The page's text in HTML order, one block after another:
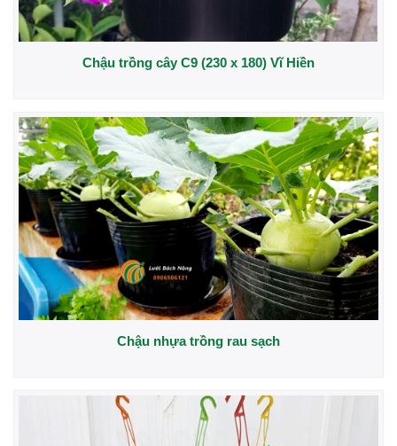
Chậu trồng cây C9 (230 x 180) Vĩ Hiền
Chậu nhựa trồng rau sạch